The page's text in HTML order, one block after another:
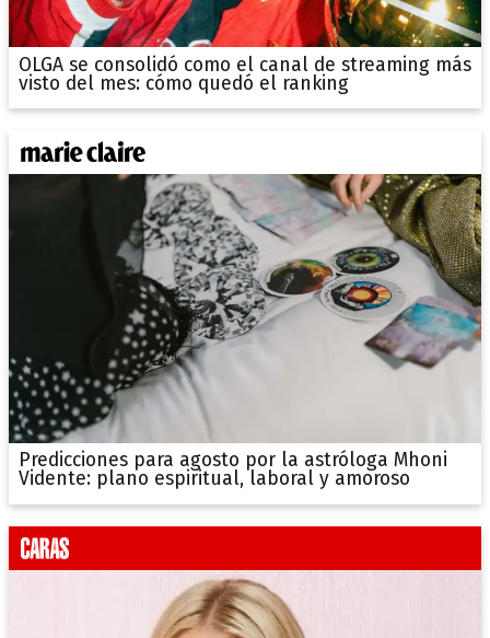
OLGA se consolidó como el canal de streaming más
visto del mes: cómo quedó el ranking
Predicciones para agosto por la astróloga Mhoni
Vidente: plano espiritual, laboral y amoroso